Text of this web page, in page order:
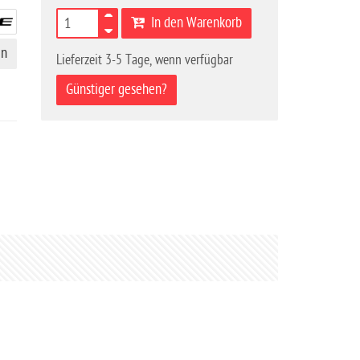
In den Warenkorb
Lieferzeit 3-5 Tage, wenn verfügbar
Günstiger gesehen?